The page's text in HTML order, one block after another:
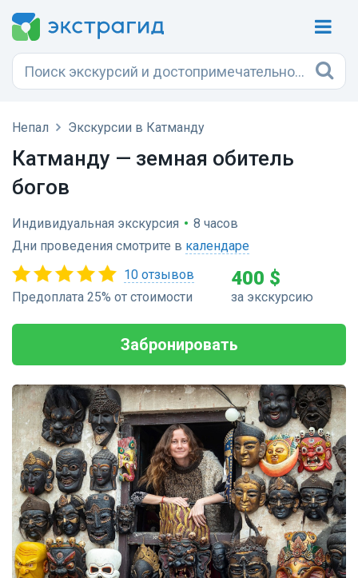
Непал Экскурсии в Катманду
Катманду — земная обитель
богов
Индивидуальная экскурсия • 8 часов
Дни проведения смотрите в календаре
10 отзывов
Предоплата 25% от стоимости
400 $
за экскурсию
Забронировать